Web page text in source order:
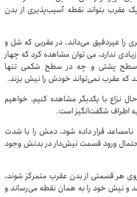
عقرب بتواند نقطه آسیب‌پذیری از بدن
را غیردقیق می‌داند. در عقربی که شل و
ندارد، می توان مشاهده کرد که چهار
پشتی و چه در سطح شکمی تنها
که عقرب نمی‌تواند خودش را نیش بزند.
نزاع با یکدیگر مشاهده کنیم، خواهیم
اطراف شگفت‌انگیز است.
نامساعد قرار داده شود، دمش را با شدت
ورود قسمت نیش‌دار در بدنش وجود
هر قسمتی از بدن عقرب متمرکز شوند،
و نیش خود را به همان نقطه می‌رساند و